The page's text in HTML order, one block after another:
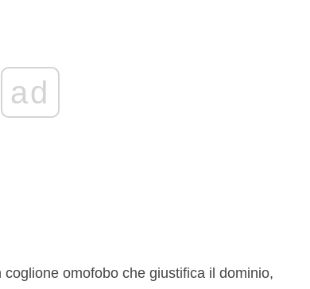
ad
omofobo che giustifica il dominio,